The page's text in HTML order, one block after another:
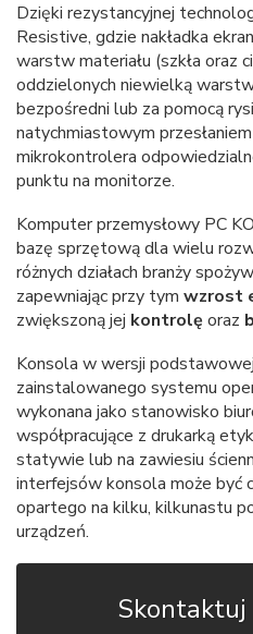
Dzięki rezystancyjnej
Resistive, gdzie nakładka
warstw materiału (szkła oraz
oddzielonych niewielką
bezpośredni lub za pomocą
natychmiastowym
mikrokontrolera
punktu na monitorze.
Komputer przemysłowy PC
bazę sprzętową dla wielu
różnych działach branży
zapewniając przy tym wzrost
zwiększoną jej kontrolę oraz
Konsola w wersji
zainstalowanego systemu
wykonana jako stanowisko
współpracujące z drukarką
statywie lub na zawiesiu
interfejsów konsola może być
opartego na kilku, kilkunastu
urządzeń.
Skontaktuj